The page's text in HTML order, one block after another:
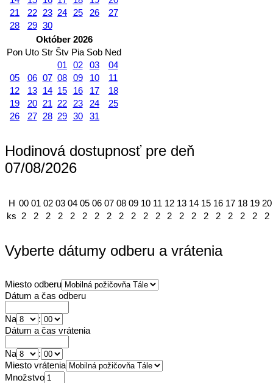
21
22 23 24 25 26
27
28
29 30
Október 2026
Pon Uto Str Štv Pia Sob Ned
01
02 03
04
05
06 07 08 09 10
11
12
13 14 15 16 17
18
19
20 21 22 23 24
25
26
27 28 29 30 31
Hodinová dostupnosť pre deň
07/08/2026
H 00 01 02 03 04 05 06 07 08 09 10 11 12 13 14 15 16 17 18 19 20
ks 2 2 2 2 2 2 2 2 2 2 2 2 2 2 2 2 2 2 2 2 2
Vyberte dátumy odberu a vrátenia
Miesto odberu
Dátum a čas odberu
Na
:
Dátum a čas vrátenia
Na
:
Miesto vrátenia
Množstvo